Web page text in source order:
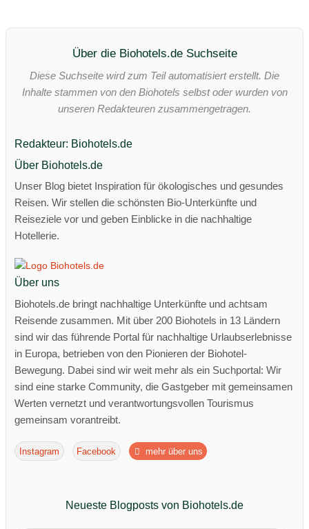
Über die Biohotels.de Suchseite
Diese Suchseite wird zum Teil automatisiert erstellt. Die
Inhalte stammen von den Biohotels selbst oder wurden von
unseren Redakteuren zusammengetragen.
Redakteur: Biohotels.de
Über Biohotels.de
Unser Blog bietet Inspiration für ökologisches und gesundes
Reisen. Wir stellen die schönsten Bio-Unterkünfte und
Reiseziele vor und geben Einblicke in die nachhaltige
Hotellerie.
Über uns
Biohotels.de bringt nachhaltige Unterkünfte und achtsam
Reisende zusammen. Mit über 200 Biohotels in 13 Ländern
sind wir das führende Portal für nachhaltige Urlaubserlebnisse
in Europa, betrieben von den Pionieren der Biohotel-
Bewegung. Dabei sind wir weit mehr als ein Suchportal: Wir
sind eine starke Community, die Gastgeber mit gemeinsamen
Werten vernetzt und verantwortungsvollen Tourismus
gemeinsam vorantreibt.
Instagram Facebook mehr über uns
Neueste Blogposts von Biohotels.de